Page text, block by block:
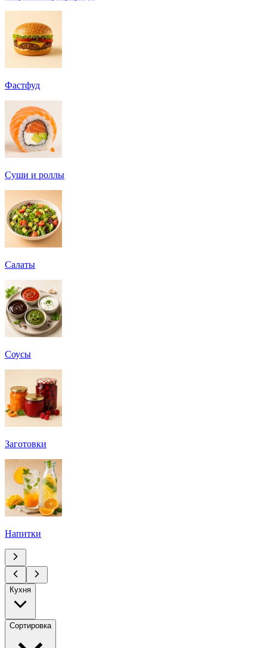
Фастфуд
Суши и роллы
Салаты
Соусы
Заготовки
Напитки
Кухня
Сортировка